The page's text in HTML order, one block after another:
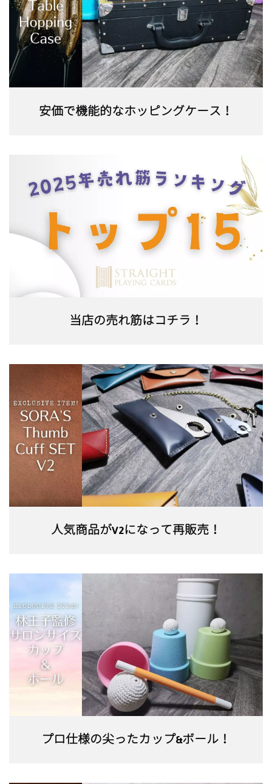
安価で機能的なホッピングケース！
当店の売れ筋はコチラ！
人気商品がV2になって再販売！
プロ仕様の尖ったカップ&ボール！